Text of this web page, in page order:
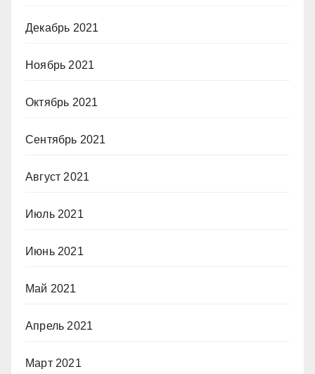
Декабрь 2021
Ноябрь 2021
Октябрь 2021
Сентябрь 2021
Август 2021
Июль 2021
Июнь 2021
Май 2021
Апрель 2021
Март 2021